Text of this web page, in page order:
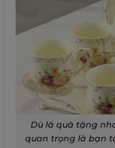
Dù là quà tặng
quan trọng là bạn